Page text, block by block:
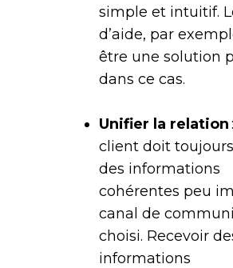
simple et intuitif.
d’aide, par
être une solution
dans ce cas.
Unifier la relation
client doit
des informations
cohérentes peu
canal de
choisi. Recevoir
informations